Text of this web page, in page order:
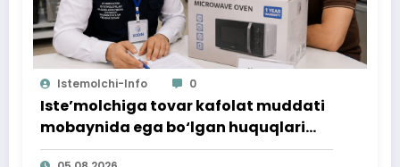
Istemolchi-Info 0
Iste’molchiga tovar kafolat muddati
mobaynida ega bo‘lgan huquqlari
ta’minlab berildi